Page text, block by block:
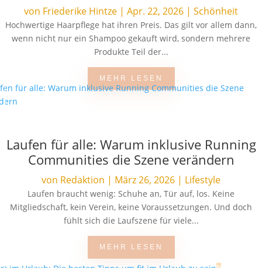
von Friederike Hintze | Apr. 22, 2026 | Schönheit
Hochwertige Haarpflege hat ihren Preis. Das gilt vor allem dann,
wenn nicht nur ein Shampoo gekauft wird, sondern mehrere
Produkte Teil der...
MEHR LESEN
Laufen für alle: Warum inklusive Running
Communities die Szene verändern
von Redaktion | März 26, 2026 | Lifestyle
Laufen braucht wenig: Schuhe an, Tür auf, los. Keine
Mitgliedschaft, kein Verein, keine Voraussetzungen. Und doch
fühlt sich die Laufszene für viele...
MEHR LESEN